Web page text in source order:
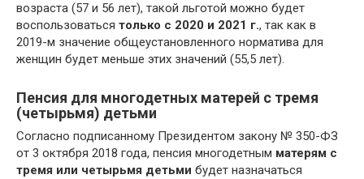
возраста (57 и 56 лет), такой льготой можно будет
воспользоваться только с 2020 и 2021 г., так как в
2019-м значение общеустановленного норматива для
женщин будет меньше этих значений (55,5 лет).
Пенсия для многодетных матерей с тремя
(четырьмя) детьми
Согласно подписанному Президентом закону № 350-ФЗ
от 3 октября 2018 года, пенсия многодетным матерям с
тремя или четырьмя детьми будет назначаться